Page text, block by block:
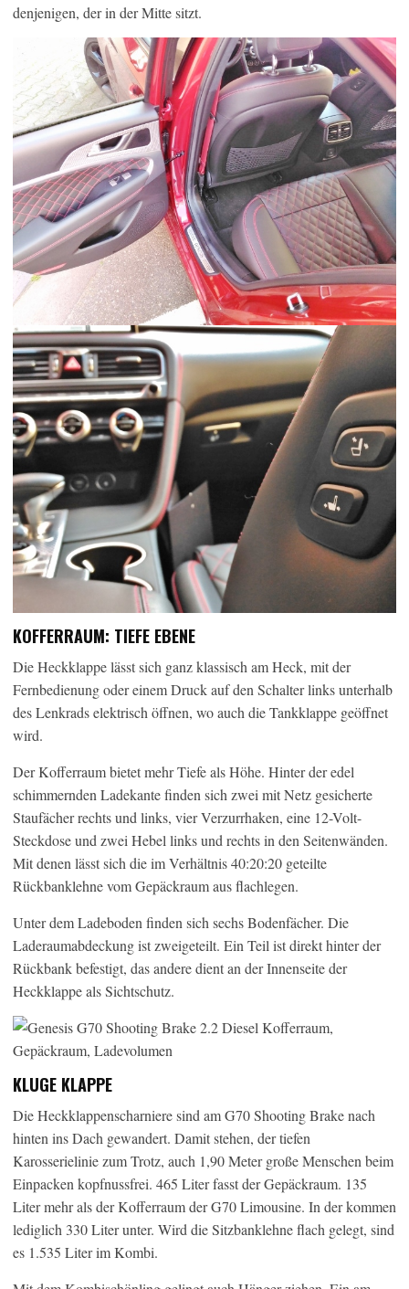
denjenigen, der in der Mitte sitzt.
KOFFERRAUM: TIEFE EBENE
Die Heckklappe lässt sich ganz klassisch am Heck, mit der
Fernbedienung oder einem Druck auf den Schalter links unterhalb
des Lenkrads elektrisch öffnen, wo auch die Tankklappe geöffnet
wird.
Der Kofferraum bietet mehr Tiefe als Höhe. Hinter der edel
schimmernden Ladekante finden sich zwei mit Netz gesicherte
Staufächer rechts und links, vier Verzurrhaken, eine 12-Volt-
Steckdose und zwei Hebel links und rechts in den Seitenwänden.
Mit denen lässt sich die im Verhältnis 40:20:20 geteilte
Rückbanklehne vom Gepäckraum aus flachlegen.
Unter dem Ladeboden finden sich sechs Bodenfächer. Die
Laderaumabdeckung ist zweigeteilt. Ein Teil ist direkt hinter der
Rückbank befestigt, das andere dient an der Innenseite der
Heckklappe als Sichtschutz.
KLUGE KLAPPE
Die Heckklappenscharniere sind am G70 Shooting Brake nach
hinten ins Dach gewandert. Damit stehen, der tiefen
Karosserielinie zum Trotz, auch 1,90 Meter große Menschen beim
Einpacken kopfnussfrei. 465 Liter fasst der Gepäckraum. 135
Liter mehr als der Kofferraum der G70 Limousine. In der kommen
lediglich 330 Liter unter. Wird die Sitzbanklehne flach gelegt, sind
es 1.535 Liter im Kombi.